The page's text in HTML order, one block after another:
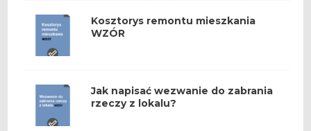
Kosztorys remontu mieszkania
WZÓR
Jak napisać wezwanie do zabrania
rzeczy z lokalu?